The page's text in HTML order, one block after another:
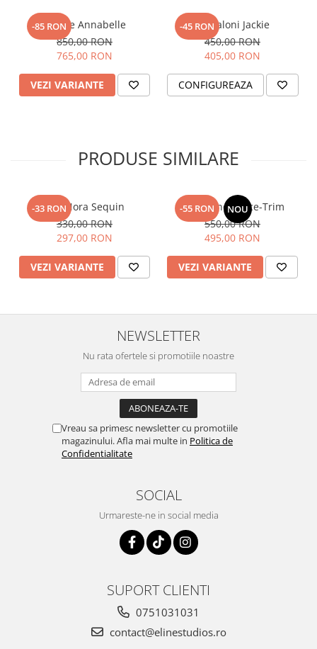
-85 RON
Rochie Annabelle
850,00 RON
765,00 RON
VEZI VARIANTE
-45 RONPantaloni Jackie
450,00 RON
405,00 RON
CONFIGUREAZA
PRODUSE SIMILARE
-33 RONTop Nora Sequin
330,00 RON
297,00 RON
VEZI VARIANTE
-55 RON NOU
Fusta Linen Lace-Trim
550,00 RON
495,00 RON
VEZI VARIANTE
NEWSLETTER
Nu rata ofertele si promotiile noastre
Vreau sa primesc newsletter cu promotiile
magazinului. Afla mai multe in Politica de
Confidentialitate
SOCIAL
Urmareste-ne in social media
SUPORT CLIENTI
0751031031
contact@elinestudios.ro